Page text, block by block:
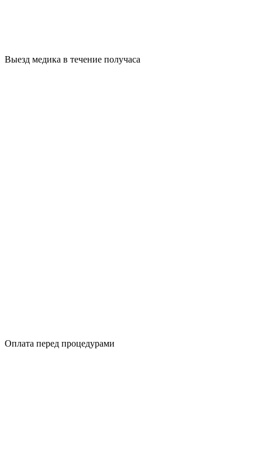
Выезд медика в течение получаса
Оплата перед процедурами